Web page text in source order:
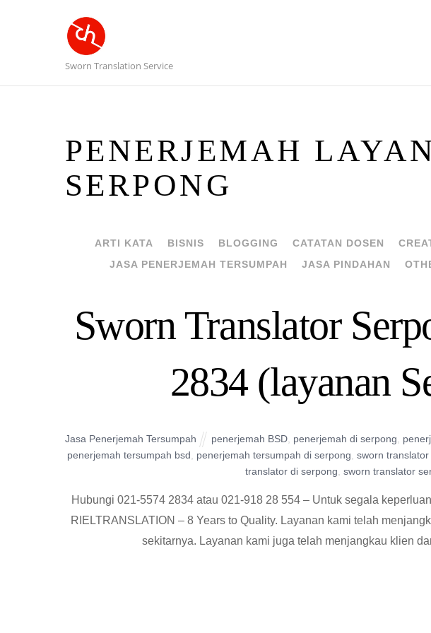
Sworn Translation Service
PENERJEMAH
SERPONG
ARTI KATA BISNIS BLOGGING CATATAN DOSEN
JASA PENERJEMAH TERSUMPAH
JASA PINDAHAN
Sworn Translator
2834 (layanan
Jasa Penerjemah Tersumpah penerjemah BSD penerjemah di serpong
penerjemah tersumpah bsd
penerjemah tersumpah di serpong sworn translator
translator di serpong sworn translator
Hubungi 021-5574 2834 atau 021-918 28 554 – Untuk segala
RIELTRANSLATION – 8 Years to Quality. Layanan kami telah
sekitarnya. Layanan kami juga telah menjangkau klien